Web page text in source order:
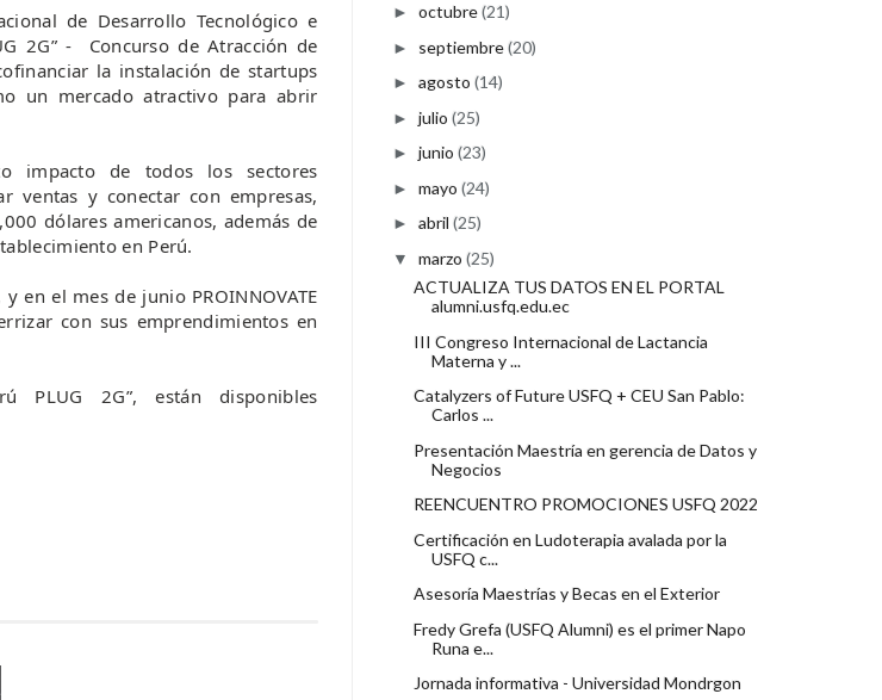
de Desarrollo Tecnológico e
2G” - Concurso de Atracción de
la instalación de startups
un mercado atractivo para abrir
impacto de todos los sectores
ventas y conectar con empresas,
dólares americanos, además de
en Perú.
en el mes de junio PROINNOVATE
con sus emprendimientos en
2G”, están disponibles
► octubre(21)
► septiembre(20)
► agosto (14)
► julio (25)
► junio (23)
► mayo (24)
► abril (25)
▼ marzo (25)
ACTUALIZA TUS DATOS EN EL PORTAL
alumni.usfq.edu.ec
III Congreso Internacional de Lactancia
Materna y ...
Catalyzers of Future USFQ + CEU San Pablo:
Carlos ...
Presentación Maestría en gerencia de Datos y
Negocios
REENCUENTRO PROMOCIONES USFQ 2022
Certificación en Ludoterapia avalada por la
USFQ c...
Asesoría Maestrías y Becas en el Exterior
Fredy Grefa (USFQ Alumni) es el primer Napo
Runa e...
Jornada informativa - Universidad Mondrgon